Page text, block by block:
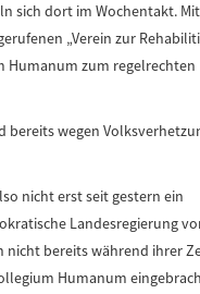
sich dort im Wochentakt.
„Verein zur
Humanum zum regelrechten
bereits wegen
nicht erst seit gestern ein
Landesregierung
nicht bereits während ihrer
Humanum